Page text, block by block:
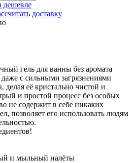
доставку
гель для ванны без аромата
с сильными загрязнениями
её кристально чистой и
и простой процесс без особых
не содержит в себе никаких
позволяет его использовать людям
и мыльный налёты